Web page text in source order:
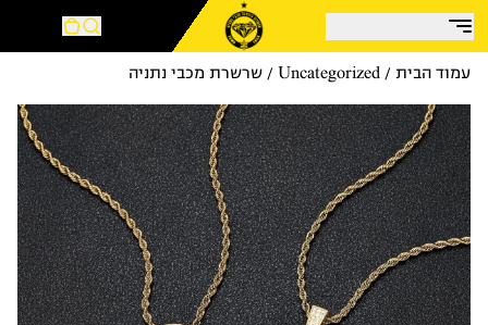
עמוד הבית /
Uncategorized / שרשרת מכבי נתניה